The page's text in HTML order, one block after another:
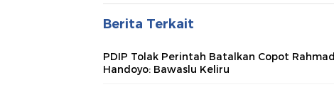
Berita Terkait
PDIP Tolak Perintah Batalkan Copot Rahmad
Handoyo: Bawaslu Keliru